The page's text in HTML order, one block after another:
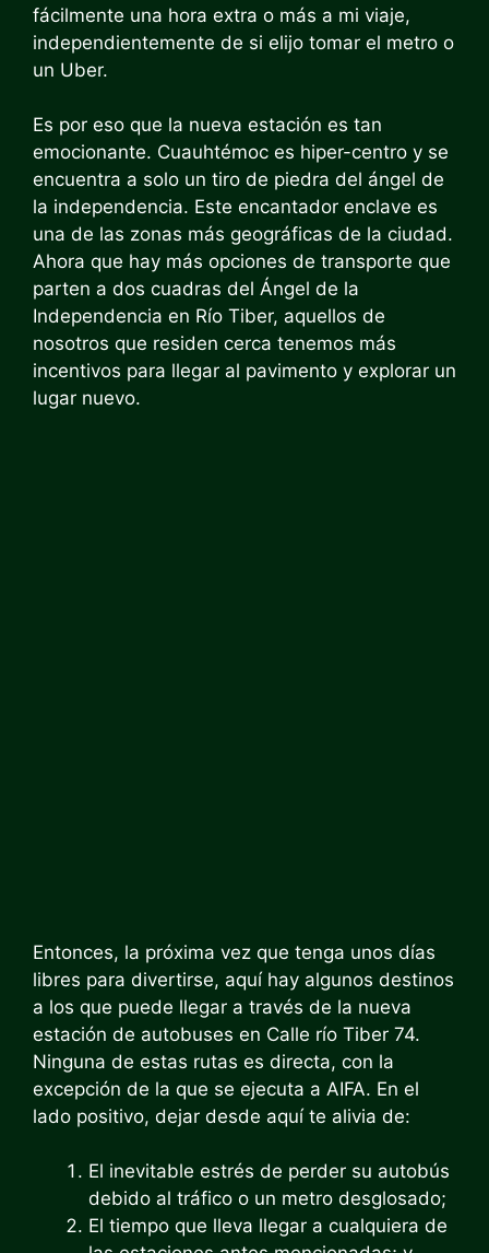
fácilmente una hora extra o más a mi viaje,
independientemente de si elijo tomar el metro o
un Uber.
Es por eso que la nueva estación es tan
emocionante. Cuauhtémoc es hiper-centro y se
encuentra a solo un tiro de piedra del ángel de
la independencia. Este encantador enclave es
una de las zonas más geográficas de la ciudad.
Ahora que hay más opciones de transporte que
parten a dos cuadras del Ángel de la
Independencia en Río Tiber, aquellos de
nosotros que residen cerca tenemos más
incentivos para llegar al pavimento y explorar un
lugar nuevo.
Entonces, la próxima vez que tenga unos días
libres para divertirse, aquí hay algunos destinos
a los que puede llegar a través de la nueva
estación de autobuses en Calle río Tiber 74.
Ninguna de estas rutas es directa, con la
excepción de la que se ejecuta a AIFA. En el
lado positivo, dejar desde aquí te alivia de:
El inevitable estrés de perder su autobús
debido al tráfico o un metro desglosado;
El tiempo que lleva llegar a cualquiera de